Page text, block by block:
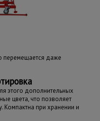
перемещается даже
этого дополнительных
цвета, что позволяет
при хранении и